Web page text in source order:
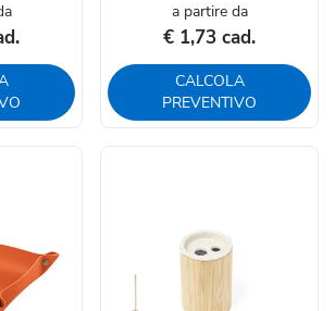
a partire da
€ 1,73 cad.
CALCOLA
PREVENTIVO